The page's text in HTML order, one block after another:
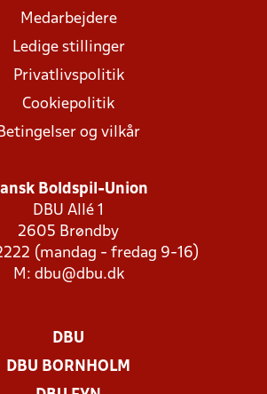
Medarbejdere
Ledige stillinger
Privatlivspolitik
Cookiepolitik
Betingelser og vilkår
Boldspil-Union
DBU Allé 1
2605 Brøndby
(mandag - fredag 9-16)
M: dbu@dbu.dk
DBU
DBU BORNHOLM